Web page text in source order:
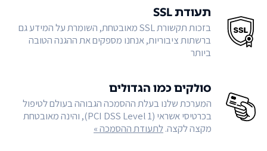
תעודת SSL
בזכות תקשורת SSL מאובטחת, השומרת על המידע גם
ברשתות ציבוריות, אנחנו מספקים את ההגנה הטובה
ביותר
סולקים כמו הגדולים
המערכת שלנו בעלת ההסמכה הגבוהה בעולם לטיפול
בכרטיסי אשראי (PCI DSS Level 1), והינה מאובטחת
מקצה לקצה.לתעודת ההסמכה »